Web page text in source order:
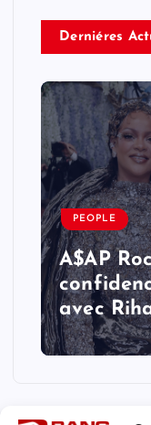
Derniéres
PEOPLE
A$AP
avec